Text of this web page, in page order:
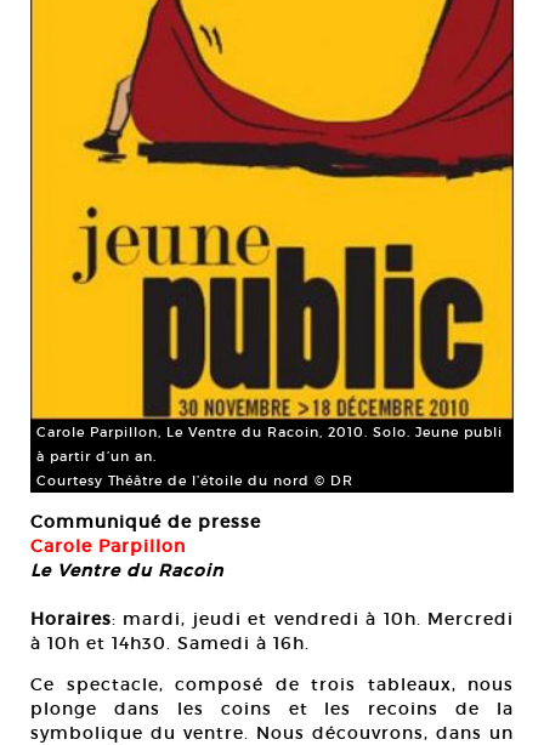
Carole Parpillon, Le Ventre du Racoin, 2010. Solo. Jeune publi
à partir d’un an.
Courtesy Théâtre de l’étoile du nord © DR
Communiqué de presse
Carole Parpillon
Le Ventre du Racoin
Horaires: mardi, jeudi et vendredi à 10h. Mercredi
à 10h et 14h30. Samedi à 16h.
Ce spectacle, composé de trois tableaux, nous
plonge dans les coins et les recoins de la
symbolique du ventre. Nous découvrons, dans un